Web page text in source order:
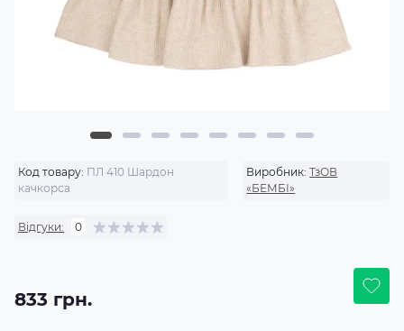
Код товару: ПЛ 410 Шардон
качкорса
Виробник: ТзОВ
«БЕМБІ»
Відгуки: 0
833 грн.